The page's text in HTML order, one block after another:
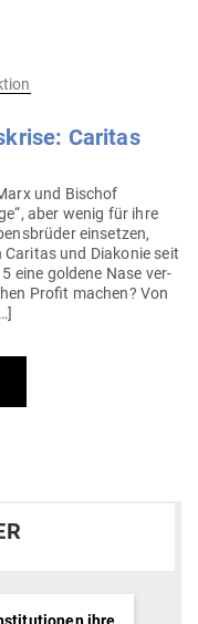
Caritas
und Bischof
aber wenig für ihre
ein­setzen,
und Dia­konie seit
eine goldene Nase ver­
Profit machen? Von